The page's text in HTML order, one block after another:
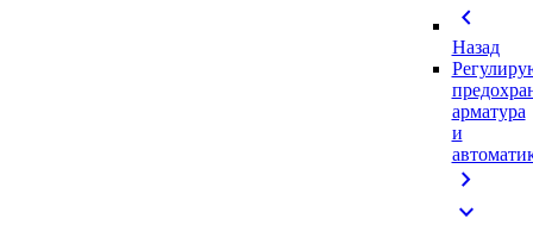
chevron_left
Назад
арматура
и
chevron_right
expand_more